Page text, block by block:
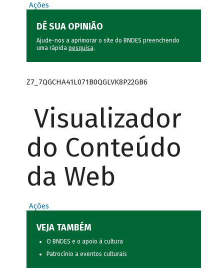
Ações
DÊ SUA OPINIÃO
Ajude-nos a aprimorar o site do BNDES preenchendo
uma rápida pesquisa.
Z7_7QGCHA41L071B0QGLVK8P22GB6
Visualizador
do Conteúdo
da Web
Ações
VEJA TAMBÉM
O BNDES e o apoio à cultura
Patrocínio a eventos culturais